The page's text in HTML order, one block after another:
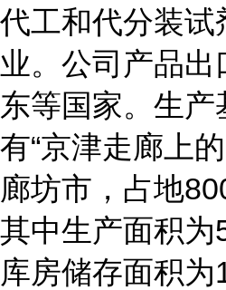
代工和代分装试
业。公司产品出
东等国家。生产
有“京津走廊上
廊坊市，占地
其中生产面积为
库房储存面积为